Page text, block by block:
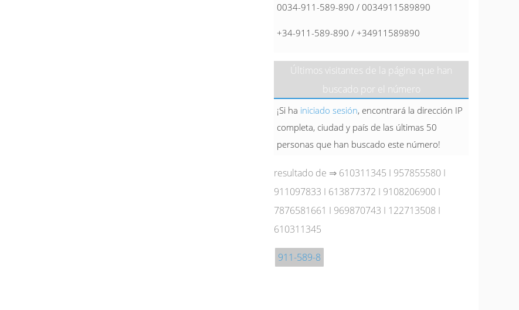
0034-911-589-890 / 0034911589890
+34-911-589-890 / +34911589890
Últimos visitantes de la página que han
buscado por el número
¡Si ha iniciado sesión, encontrará la dirección IP
completa, ciudad y país de las últimas 50
personas que han buscado este número!
resultado de ⇒ 610311345 I 957855580 I
911097833 I 613877372 I 9108206900 I
7876581661 I 969870743 I 122713508 I
610311345
911-589-8